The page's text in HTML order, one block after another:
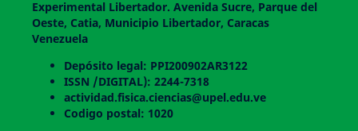
Experimental Libertador. Avenida Sucre, Parque del
Oeste, Catia, Municipio Libertador, Caracas
Venezuela
Depósito legal: PPI200902AR3122
ISSN /DIGITAL): 2244-7318
actividad.fisica.ciencias@upel.edu.ve
Codigo postal: 1020